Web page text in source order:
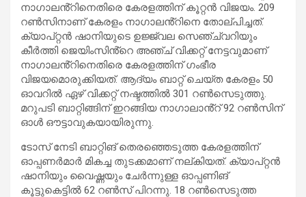
നാഗാലൻ്റിനെതിരെ കേരളത്തിന് കൂറ്റൻ വിജയം. 209
റൺസിനാണ് കേരളം നാഗാലൻ്റിനെ തോല്പിച്ചത്.
ക്യാപ്റ്റൻ ഷാനിയുടെ ഉജ്ജ്വല സെഞ്ച്വറിയും
കീർത്തി ജെയിംസിൻ്റെ അഞ്ച് വിക്കറ്റ് നേട്ടവുമാണ്
നാഗാലൻ്റിനെതിരെ കേരളത്തിന് ഗംഭീര
വിജയമൊരുക്കിയത്. ആദ്യം ബാറ്റ് ചെയ്ത കേരളം 50
ഓവറിൽ ഏഴ് വിക്കറ്റ് നഷ്ടത്തിൽ 301 റൺസെടുത്തു.
മറുപടി ബാറ്റിങ്ങിന് ഇറങ്ങിയ നാഗാലാൻ്റ് 92 റൺസിന്
ഓൾ ഔട്ടാവുകയായിരുന്നു.
ടോസ് നേടി ബാറ്റിങ് തെരഞ്ഞെടുത്ത കേരളത്തിന്
ഓപ്പണർമാർ മികച്ച തുടക്കമാണ് നല്കിയത്. ക്യാപ്റ്റൻ
ഷാനിയും വൈഷ്ണയും ചേർന്നുള്ള ഓപ്പണിങ്
കൂട്ടുകെട്ടിൽ 62 റൺസ് പിറന്നു. 18 റൺസെടുത്ത